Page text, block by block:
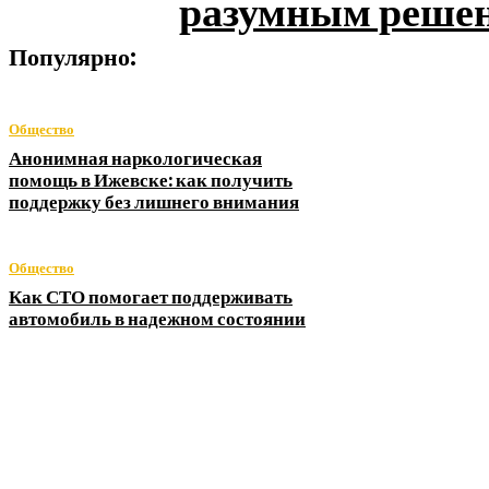
разумным
Популярно:
Общество
Анонимная наркологическая
помощь в Ижевске: как получить
поддержку без лишнего внимания
Общество
Как СТО помогает поддерживать
автомобиль в надежном состоянии